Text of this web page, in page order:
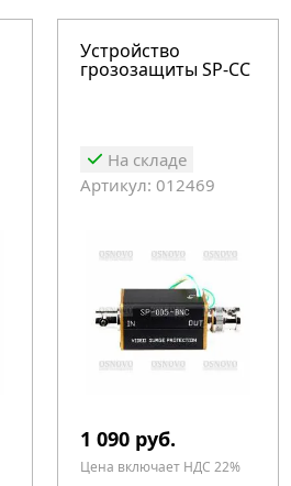
Устройство
грозозащиты SP-CC
На складе
Артикул: 012469
1 090 руб.
Цена включает НДС 22%